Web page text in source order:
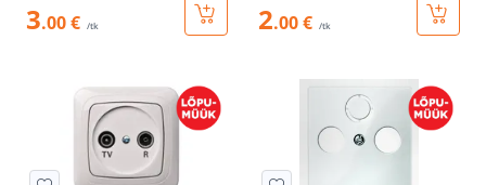
3.00 € /tk 2.00 € /tk